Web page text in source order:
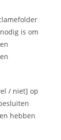
is om
/ niet] op
hebben